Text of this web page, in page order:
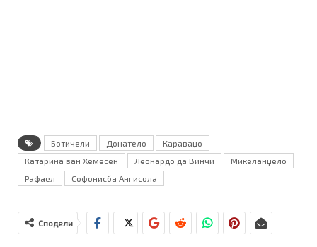
Ботичели Донатело
Караваџо
Катарина ван Хемесен
Леонардо да Винчи
Микеланџело
Рафаел
Софонисба Ангисола
Сподели